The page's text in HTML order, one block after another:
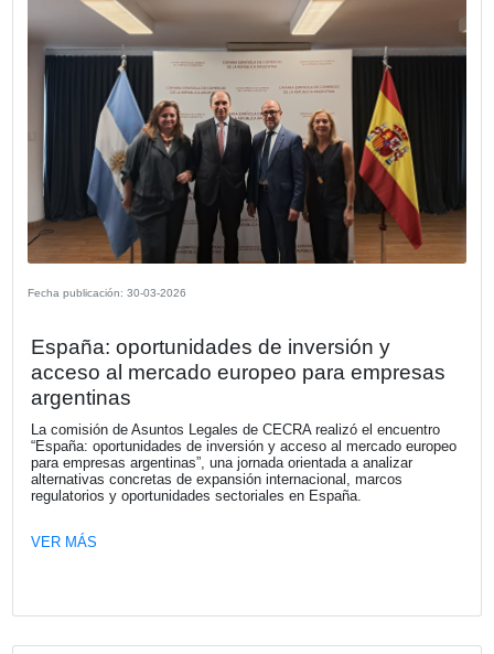
Fecha publicación: 29-04-2026
El nuevo mapa del trabajo: claves de
de Modernización Laboral Segundo
Encuentro
escenarios cambiantes”, con una conversación práctica
referentes de los equipos legales y de Recursos
VER MÁS